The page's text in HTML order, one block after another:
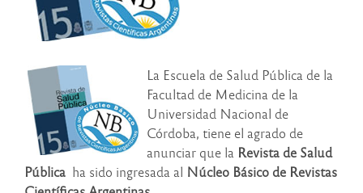
La Escuela de Salud Pública de la
Facultad de Medicina de la
Universidad Nacional de
Córdoba, tiene el agrado de
anunciar que la Revista de Salud
Pública ha sido ingresada al Núcleo Básico de Revistas